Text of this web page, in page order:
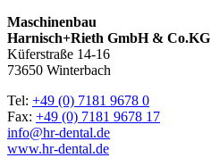
Maschinenbau
Harnisch+Rieth GmbH & Co.KG
Küferstraße 14-16
73650 Winterbach
Tel: +49 (0) 7181 9678 0
Fax: +49 (0) 7181 9678 17
info@hr-dental.de
www.hr-dental.de